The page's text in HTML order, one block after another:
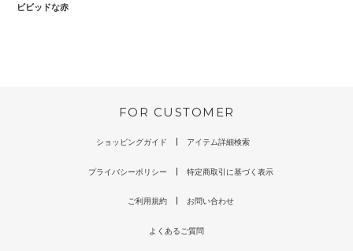
ビビッドな赤
FOR CUSTOMER
ショッピングガイド アイテム詳細検索
プライバシーポリシー 特定商取引に基づく表示
ご利用規約 お問い合わせ
よくあるご質問